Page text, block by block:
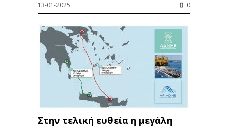
13-01-2025 0
Στην τελική ευθεία η μεγάλη